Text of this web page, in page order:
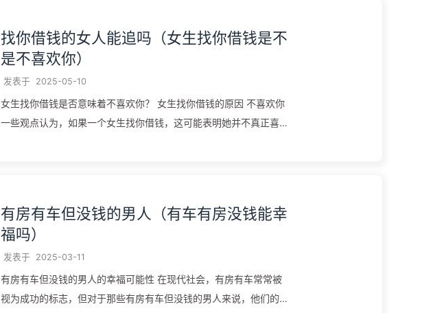
找你借钱的女人能追吗（女生找你借钱是不
是不喜欢你）
发表于 2025-05-10
女生找你借钱是否意味着不喜欢你？ 女生找你借钱的原因 不喜欢你
一些观点认为，如果一个女生找你借钱，这可能表明她并不真正喜欢
有房有车但没钱的男人（有车有房没钱能幸
福吗）
发表于 2025-03-11
有房有车但没钱的男人的幸福可能性 在现代社会，有房有车常常被
视为成功的标志，但对于那些有房有车但没钱的男人来说，他们的幸